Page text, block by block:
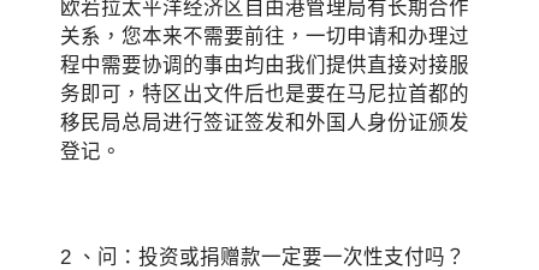
欧若拉太平洋经济区自由港管理局有长期合作
关系，您本来不需要前往，一切申请和办理过
程中需要协调的事由均由我们提供直接对接服
务即可，特区出文件后也是要在马尼拉首都的
移民局总局进行签证签发和外国人身份证颁发
登记。
2 、问：投资或捐赠款一定要一次性支付吗？